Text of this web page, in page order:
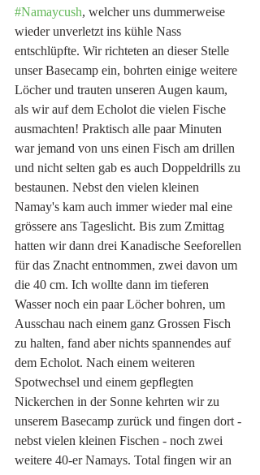
#Namaycush, welcher uns dummerweise
wieder unverletzt ins kühle Nass
entschlüpfte. Wir richteten an dieser Stelle
unser Basecamp ein, bohrten einige weitere
Löcher und trauten unseren Augen kaum,
als wir auf dem Echolot die vielen Fische
ausmachten! Praktisch alle paar Minuten
war jemand von uns einen Fisch am drillen
und nicht selten gab es auch Doppeldrills zu
bestaunen. Nebst den vielen kleinen
Namay's kam auch immer wieder mal eine
grössere ans Tageslicht. Bis zum Zmittag
hatten wir dann drei Kanadische Seeforellen
für das Znacht entnommen, zwei davon um
die 40 cm. Ich wollte dann im tieferen
Wasser noch ein paar Löcher bohren, um
Ausschau nach einem ganz Grossen Fisch
zu halten, fand aber nichts spannendes auf
dem Echolot. Nach einem weiteren
Spotwechsel und einem gepflegten
Nickerchen in der Sonne kehrten wir zu
unserem Basecamp zurück und fingen dort -
nebst vielen kleinen Fischen - noch zwei
weitere 40-er Namays. Total fingen wir an